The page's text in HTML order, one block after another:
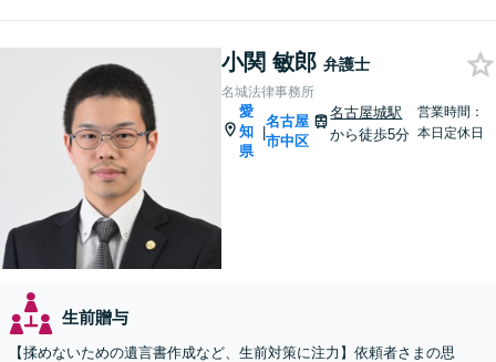
小関 敏郎 弁護士
名城法律事務所
愛
知
県
|
名古屋
市中区
名古屋城駅
から徒歩5分
営業時間：
本日定休日
生前贈与
【揉めないための遺言書作成など、生前対策に注力】依頼者さまの思